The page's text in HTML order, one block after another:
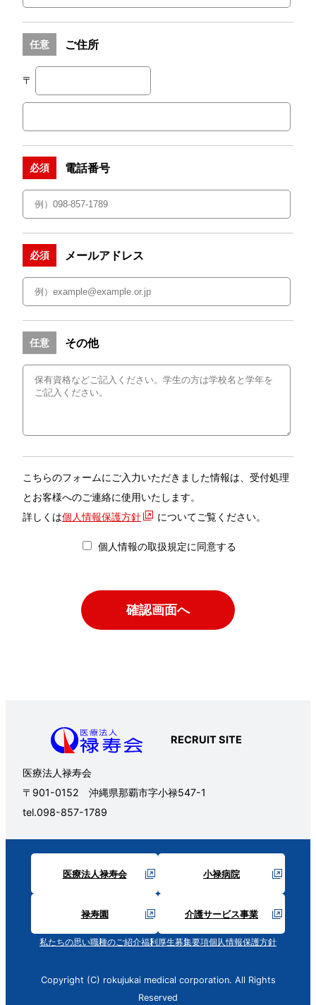
任意 ご住所
〒
必須 電話番号
必須 メールアドレス
任意 その他
こちらのフォームにご入力いただきました情報は、受付処理
とお客様へのご連絡に使用いたします。
詳しくは個人情報保護方針 についてご覧ください。
個人情報の取扱規定に同意する
RECRUIT SITE
医療法人禄寿会
〒901-0152 沖縄県那覇市字小禄547-1
tel.098-857-1789
医療法人禄寿会 小禄病院
禄寿園 介護サービス事業
私たちの思い職種のご紹介福利厚生募集要項個人情報保護方針
Copyright (C) rokujukai medical corporation. All Rights
Reserved